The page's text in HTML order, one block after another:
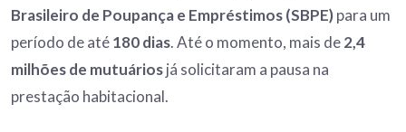
Brasileiro de Poupança e Empréstimos (SBPE)para um
período de até180 dias. Até o momento, mais de2,4
milhões de mutuáriosjá solicitaram a pausa na
prestação habitacional.